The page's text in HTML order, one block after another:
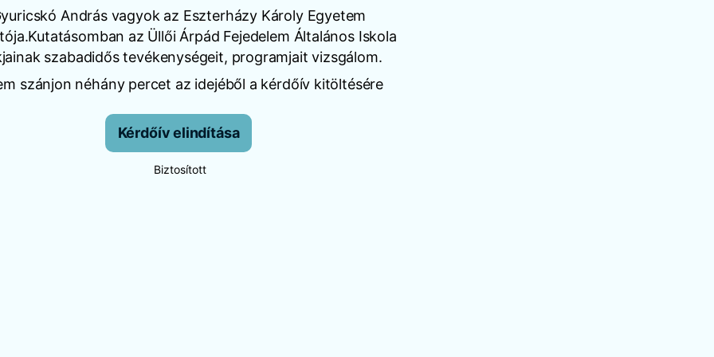
András vagyok az Eszterházy Károly Egyetem
az Üllői Árpád Fejedelem Általános Iskola
szabadidős tevékenységeit, programjait vizsgálom.
szánjon néhány percet az idejéből a kérdőív kitöltésére
Kérdőív elindítása
Biztosított